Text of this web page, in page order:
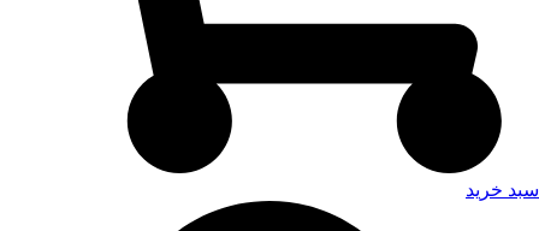
سبد خرید